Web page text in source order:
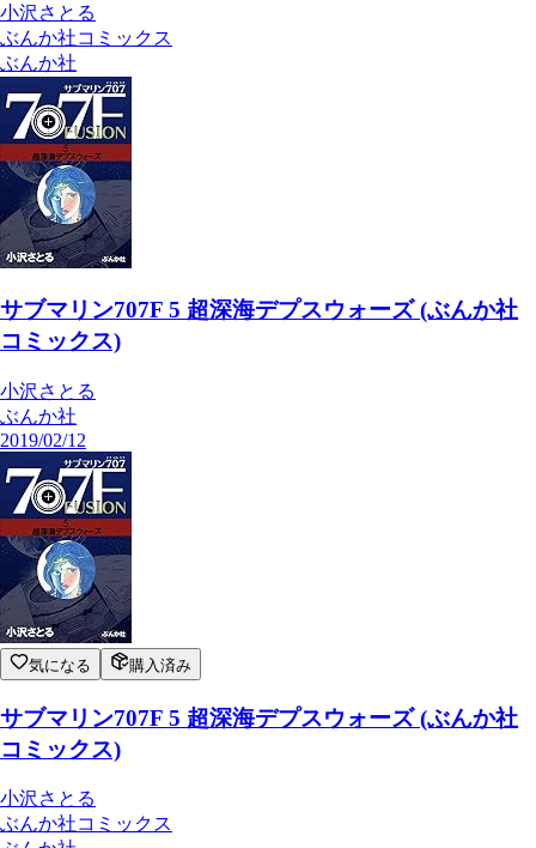
小沢さとる
ぶんか社コミックス
ぶんか社
サブマリン707F 5 超深海デプスウォーズ (ぶんか社
コミックス)
小沢さとる
ぶんか社
2019/02/12
気になる 購入済み
サブマリン707F 5 超深海デプスウォーズ (ぶんか社
コミックス)
小沢さとる
ぶんか社コミックス